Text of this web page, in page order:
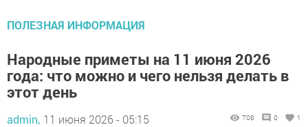
ПОЛЕЗНАЯ ИНФОРМАЦИЯ
Народные приметы на 11 июня 2026
года: что можно и чего нельзя делать в
этот день
admin, 11 июня 2026 - 05:15 708 0 1